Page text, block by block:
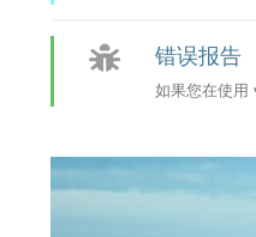
错误报告
如果您在使用